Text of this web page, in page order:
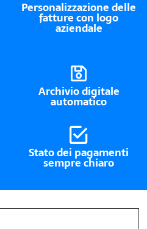
Personalizzazione delle
fatture con logo
aziendale
Archivio digitale
automatico
Stato dei pagamenti
sempre chiaro